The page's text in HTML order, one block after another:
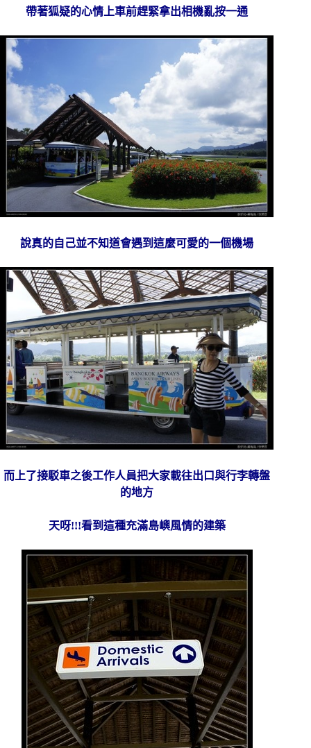
帶著狐疑的心情上車前趕緊拿出相機亂按一通
說真的自己並不知道會遇到這麼可愛的一個機場
而上了接駁車之後工作人員把大家載往出口與行李轉盤
的地方
天呀!!!看到這種充滿島嶼風情的建築